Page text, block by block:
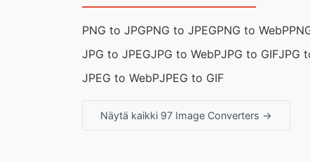
PNG to JPGPNG to JPEGPNG to WebP
JPG to JPEGJPG to WebPJPG to GIFJPG
JPEG to WebPJPEG to GIF
Näytä kaikki 97 Image Converters →